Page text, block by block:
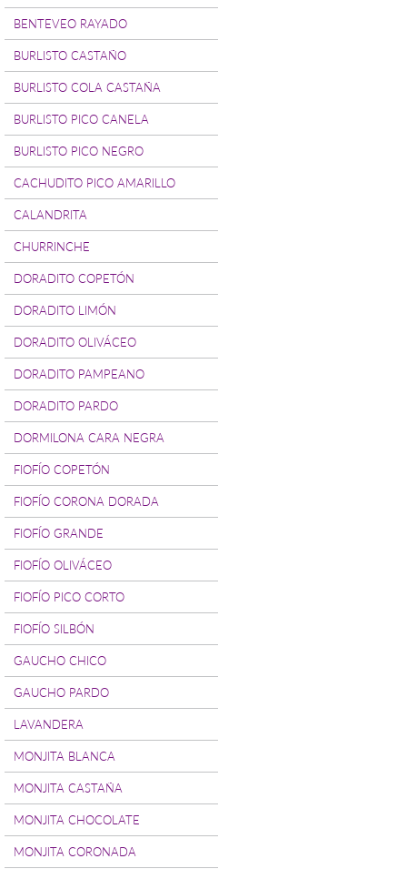
BENTEVEO RAYADO
BURLISTO CASTAÑO
BURLISTO COLA CASTAÑA
BURLISTO PICO CANELA
BURLISTO PICO NEGRO
CACHUDITO PICO AMARILLO
CALANDRITA
CHURRINCHE
DORADITO COPETÓN
DORADITO LIMÓN
DORADITO OLIVÁCEO
DORADITO PAMPEANO
DORADITO PARDO
DORMILONA CARA NEGRA
FIOFÍO COPETÓN
FIOFÍO CORONA DORADA
FIOFÍO GRANDE
FIOFÍO OLIVÁCEO
FIOFÍO PICO CORTO
FIOFÍO SILBÓN
GAUCHO CHICO
GAUCHO PARDO
LAVANDERA
MONJITA BLANCA
MONJITA CASTAÑA
MONJITA CHOCOLATE
MONJITA CORONADA